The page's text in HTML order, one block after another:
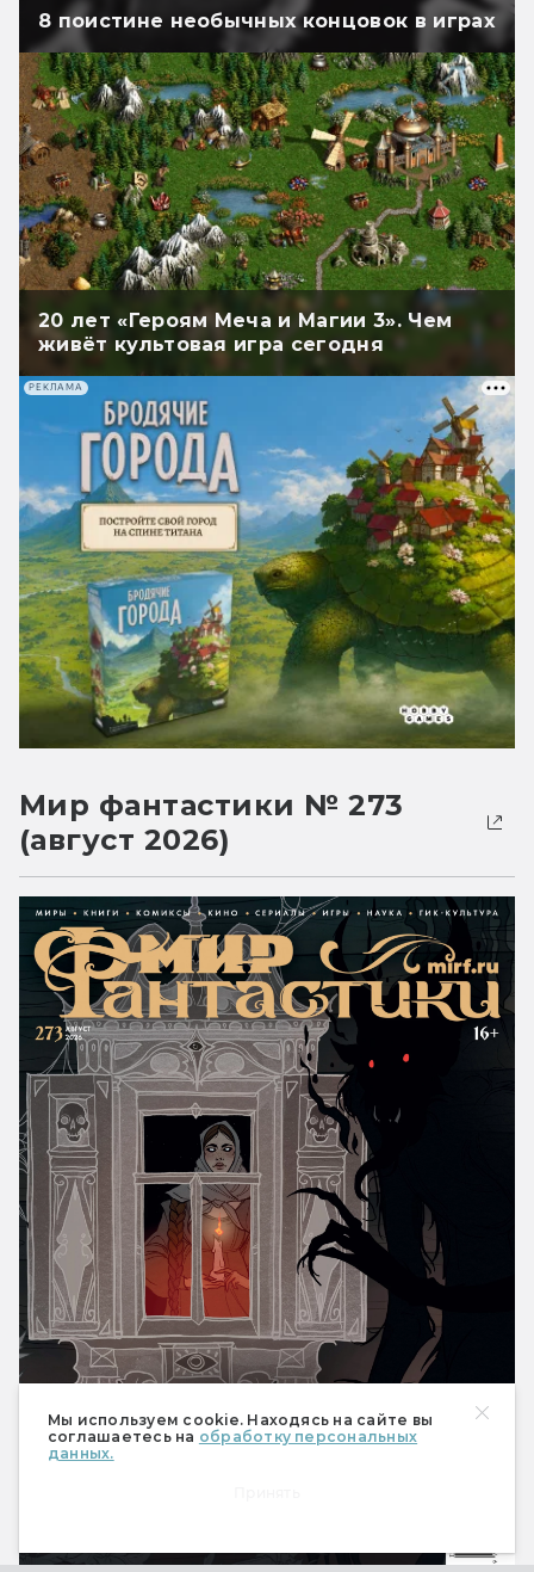
Мы используем cookie. Находясь на сайте вы
соглашаетесь на обработку персональных
данных.
8 поистине необычных концовок в играх
20 лет «Героям Меча и Магии 3». Чем
живёт культовая игра сегодня
РЕКЛАМА
Мир фантастики № 273
(август 2026)